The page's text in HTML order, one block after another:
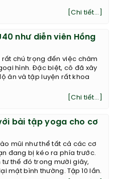
[Chi tiết...]
như diễn viên Hồng
rất chú trọng đến việc chăm
hình. Đặc biệt, cô đã xây
ăn và tập luyện rất khoa
[Chi tiết...]
bài tập yoga cho cơ
mũi như thể tất cả các cơ
đang bị kéo ra phía trước.
tư thế đó trong mười giây,
mặt bình thường. Tập 10 lần.